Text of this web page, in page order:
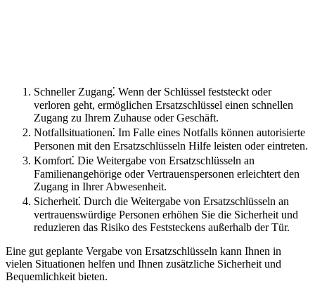
Schneller Zugang⁚ Wenn der Schlüssel feststeckt oder
verloren geht, ermöglichen Ersatzschlüssel einen schnellen
Zugang zu Ihrem Zuhause oder Geschäft.​
Notfallsituationen⁚ Im Falle eines Notfalls können autorisierte
Personen mit den Ersatzschlüsseln Hilfe leisten oder eintreten.
Komfort⁚ Die Weitergabe von Ersatzschlüsseln an
Familienangehörige oder Vertrauenspersonen erleichtert den
Zugang in Ihrer Abwesenheit.​
Sicherheit⁚ Durch die Weitergabe von Ersatzschlüsseln an
vertrauenswürdige Personen erhöhen Sie die Sicherheit und
reduzieren das Risiko des Feststeckens außerhalb der Tür.​
Eine gut geplante Vergabe von Ersatzschlüsseln kann Ihnen in
vielen Situationen helfen und Ihnen zusätzliche Sicherheit und
Bequemlichkeit bieten.​